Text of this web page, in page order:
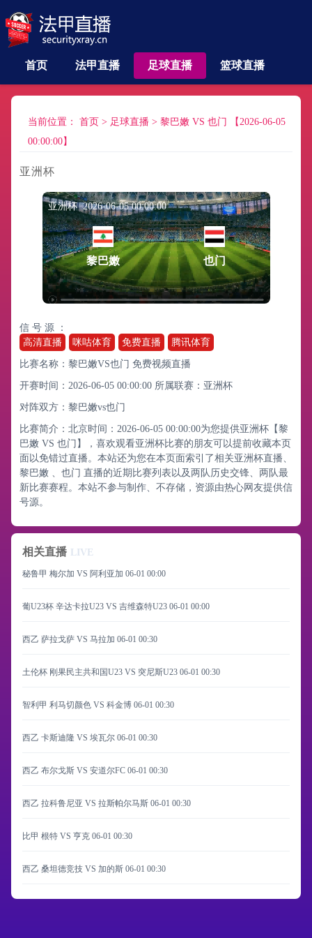
首页 法甲直播 足球直播 篮球直播
当前位置： 首页 > 足球直播 > 黎巴嫩 VS 也门 【2026-06-05
00:00:00】
亚洲杯
亚洲杯 2026-06-05 00:00:00
黎巴嫩 也门
信 号 源 ：
高清直播
咪咕体育 免费直播 腾讯体育
比赛名称：黎巴嫩VS也门 免费视频直播
开赛时间：2026-06-05 00:00:00 所属联赛： 亚洲杯
对阵双方：黎巴嫩vs也门
比赛简介：北京时间：2026-06-05 00:00:00为您提供亚洲杯【黎
巴嫩 VS 也门】，喜欢观看亚洲杯比赛的朋友可以提前收藏本页
面以免错过直播。本站还为您在本页面索引了相关亚洲杯直播、
黎巴嫩 、也门 直播的近期比赛列表以及两队历史交锋、两队最
新比赛赛程。本站不参与制作、不存储，资源由热心网友提供信
号源。
相关直播 LIVE
秘鲁甲 梅尔加 VS 阿利亚加 06-01 00:00
葡U23杯 辛达卡拉U23 VS 吉维森特U23 06-01 00:00
西乙 萨拉戈萨 VS 马拉加 06-01 00:30
土伦杯 刚果民主共和国U23 VS 突尼斯U23 06-01 00:30
智利甲 利马切颜色 VS 科金博 06-01 00:30
西乙 卡斯迪隆 VS 埃瓦尔 06-01 00:30
西乙 布尔戈斯 VS 安道尔FC 06-01 00:30
西乙 拉科鲁尼亚 VS 拉斯帕尔马斯 06-01 00:30
比甲 根特 VS 亨克 06-01 00:30
西乙 桑坦德竞技 VS 加的斯 06-01 00:30